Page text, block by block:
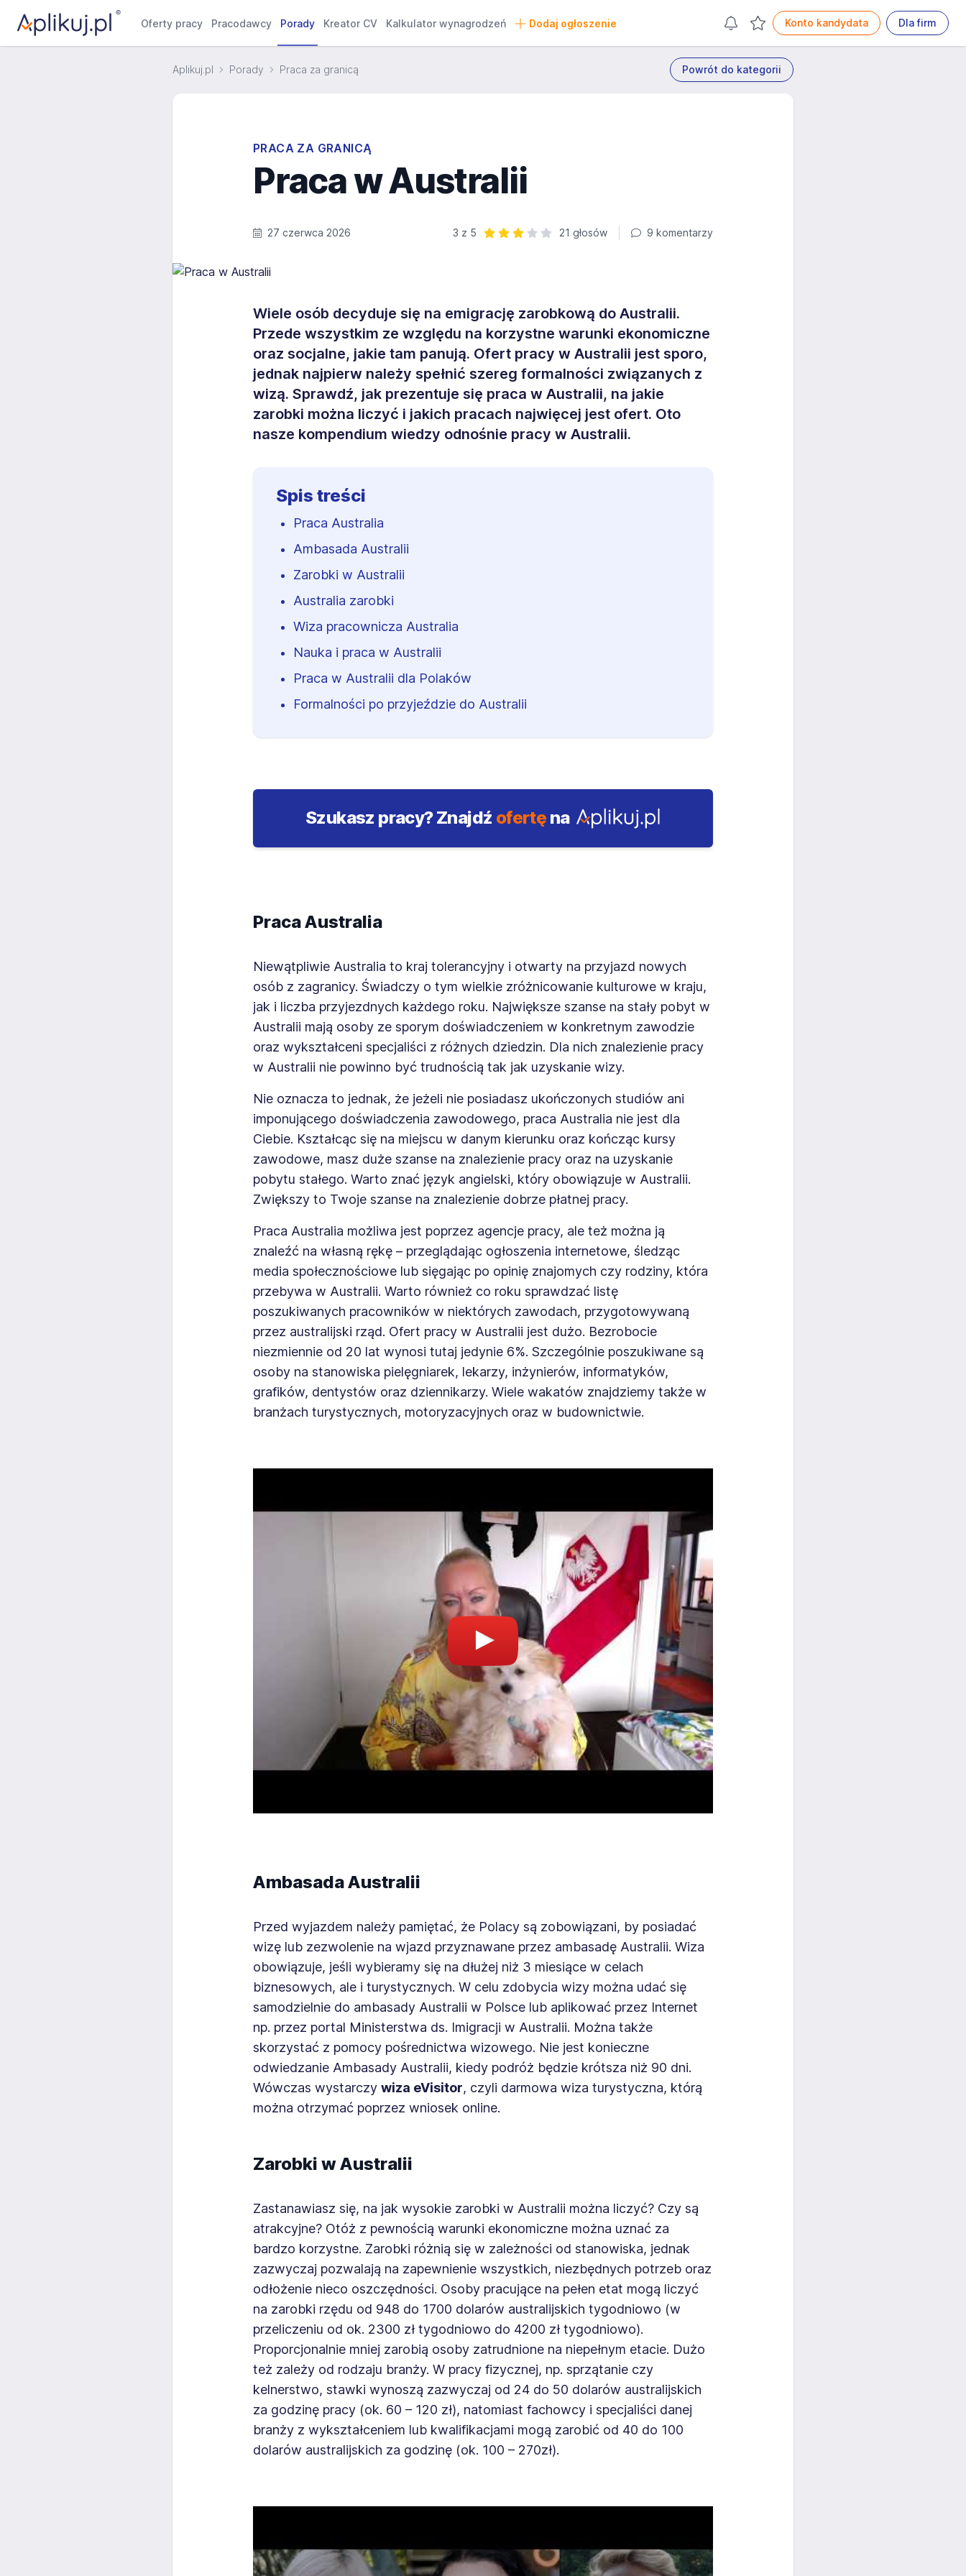
Oferty pracy Pracodawcy Porady Kreator CV Kalkulator wynagrodzeń Dodaj ogłoszenie Konto kandydata Dla firm
Aplikuj.pl Porady Praca za granicą Powrót do kategorii
PRACA ZA GRANICĄ
Praca w Australii
27 czerwca 2026
3 z 5
21 głosów 9 komentarzy
Wiele osób decyduje się na emigrację zarobkową do Australii.
Przede wszystkim ze względu na korzystne warunki ekonomiczne
oraz socjalne, jakie tam panują. Ofert pracy w Australii jest sporo,
jednak najpierw należy spełnić szereg formalności związanych z
wizą. Sprawdź, jak prezentuje się praca w Australii, na jakie
zarobki można liczyć i jakich pracach najwięcej jest ofert. Oto
nasze kompendium wiedzy odnośnie pracy w Australii.
Spis treści
Praca Australia
Ambasada Australii
Zarobki w Australii
Australia zarobki
Wiza pracownicza Australia
Nauka i praca w Australii
Praca w Australii dla Polaków
Formalności po przyjeździe do Australii
Szukasz pracy?Znajdź ofertę na
Praca Australia
Niewątpliwie Australia to kraj tolerancyjny i otwarty na przyjazd nowych
osób z zagranicy. Świadczy o tym wielkie zróżnicowanie kulturowe w kraju,
jak i liczba przyjezdnych każdego roku. Największe szanse na stały pobyt w
Australii mają osoby ze sporym doświadczeniem w konkretnym zawodzie
oraz wykształceni specjaliści z różnych dziedzin. Dla nich znalezienie pracy
w Australii nie powinno być trudnością tak jak uzyskanie wizy.
Nie oznacza to jednak, że jeżeli nie posiadasz ukończonych studiów ani
imponującego doświadczenia zawodowego, praca Australia nie jest dla
Ciebie. Kształcąc się na miejscu w danym kierunku oraz kończąc kursy
zawodowe, masz duże szanse na znalezienie pracy oraz na uzyskanie
pobytu stałego. Warto znać język angielski, który obowiązuje w Australii.
Zwiększy to Twoje szanse na znalezienie dobrze płatnej pracy.
Praca Australia możliwa jest poprzez agencje pracy, ale też można ją
znaleźć na własną rękę – przeglądając ogłoszenia internetowe, śledząc
media społecznościowe lub sięgając po opinię znajomych czy rodziny, która
przebywa w Australii. Warto również co roku sprawdzać listę
poszukiwanych pracowników w niektórych zawodach, przygotowywaną
przez australijski rząd. Ofert pracy w Australii jest dużo. Bezrobocie
niezmiennie od 20 lat wynosi tutaj jedynie 6%. Szczególnie poszukiwane są
osoby na stanowiska pielęgniarek, lekarzy, inżynierów, informatyków,
grafików, dentystów oraz dziennikarzy. Wiele wakatów znajdziemy także w
branżach turystycznych, motoryzacyjnych oraz w budownictwie.
Ambasada Australii
Przed wyjazdem należy pamiętać, że Polacy są zobowiązani, by posiadać
wizę lub zezwolenie na wjazd przyznawane przez ambasadę Australii. Wiza
obowiązuje, jeśli wybieramy się na dłużej niż 3 miesiące w celach
biznesowych, ale i turystycznych. W celu zdobycia wizy można udać się
samodzielnie do ambasady Australii w Polsce lub aplikować przez Internet
np. przez portal Ministerstwa ds. Imigracji w Australii. Można także
skorzystać z pomocy pośrednictwa wizowego. Nie jest konieczne
odwiedzanie Ambasady Australii, kiedy podróż będzie krótsza niż 90 dni.
Wówczas wystarczy wiza eVisitor, czyli darmowa wiza turystyczna, którą
można otrzymać poprzez wniosek online.
Zarobki w Australii
Zastanawiasz się, na jak wysokie zarobki w Australii można liczyć? Czy są
atrakcyjne? Otóż z pewnością warunki ekonomiczne można uznać za
bardzo korzystne. Zarobki różnią się w zależności od stanowiska, jednak
zazwyczaj pozwalają na zapewnienie wszystkich, niezbędnych potrzeb oraz
odłożenie nieco oszczędności. Osoby pracujące na pełen etat mogą liczyć
na zarobki rzędu od 948 do 1700 dolarów australijskich tygodniowo (w
przeliczeniu od ok. 2300 zł tygodniowo do 4200 zł tygodniowo).
Proporcjonalnie mniej zarobią osoby zatrudnione na niepełnym etacie. Dużo
też zależy od rodzaju branży. W pracy fizycznej, np. sprzątanie czy
kelnerstwo, stawki wynoszą zazwyczaj od 24 do 50 dolarów australijskich
za godzinę pracy (ok. 60 – 120 zł), natomiast fachowcy i specjaliści danej
branży z wykształceniem lub kwalifikacjami mogą zarobić od 40 do 100
dolarów australijskich za godzinę (ok. 100 – 270zł).